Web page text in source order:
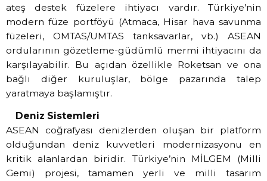
ateş destek füzelere ihtiyacı vardır. Türkiye’nin
modern füze portföyü (Atmaca, Hisar hava savunma
füzeleri, OMTAS/UMTAS tanksavarlar, vb.) ASEAN
ordularının gözetleme-güdümlü mermi ihtiyacını da
karşılayabilir. Bu açıdan özellikle Roketsan ve ona
bağlı diğer kuruluşlar, bölge pazarında talep
yaratmaya başlamıştır.
Deniz Sistemleri
ASEAN coğrafyası denizlerden oluşan bir platform
olduğundan deniz kuvvetleri modernizasyonu en
kritik alanlardan biridir. Türkiye’nin MİLGEM (Milli
Gemi) projesi, tamamen yerli ve milli tasarım